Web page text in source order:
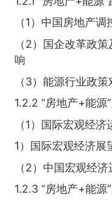
（1）中国房地产
（2）国企改革政
响
（3）能源行业政
1.2.2 “房地产+能源
（1）国际宏观经济
1）国际宏观经济展
（2）中国宏观经
1.2.3 “房地产+能源